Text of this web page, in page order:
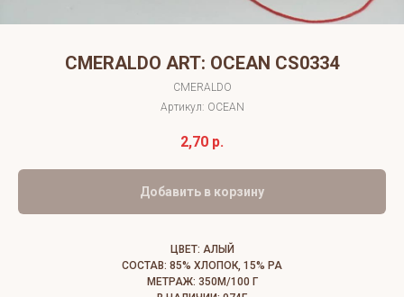
CMERALDO ART: OCEAN CS0334
CMERALDO
Артикул: OCEAN
2,70 р.
Добавить в корзину
ЦВЕТ: АЛЫЙ
СОСТАВ: 85% ХЛОПОК, 15% РА
МЕТРАЖ: 350М/100 Г